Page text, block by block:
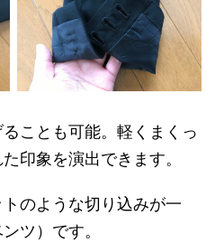
ことも可能。軽くまくっ
印象を演出できます。
のような切り込みが一
ツ）です。